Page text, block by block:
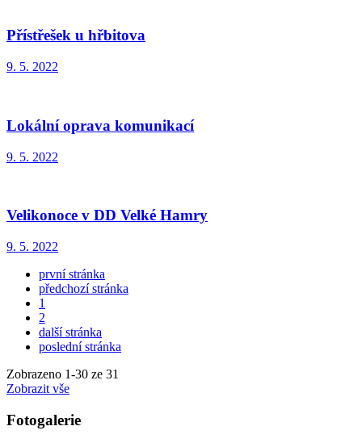
Přístřešek u hřbitova
9. 5. 2022
Lokální oprava komunikací
9. 5. 2022
Velikonoce v DD Velké Hamry
9. 5. 2022
první stránka
předchozí stránka
1
2
další stránka
poslední stránka
Zobrazeno 1-30 ze 31
Zobrazit vše
Fotogalerie